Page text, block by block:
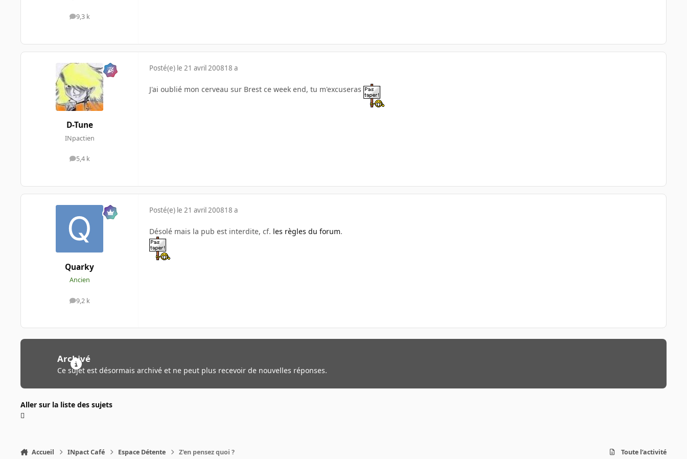
9,3 k
messages
D-Tune
INpactien
5,4 k
messages
Posté(e) le 21 avril 200818 a
J'ai oublié mon cerveau sur Brest ce week end, tu m'excuseras
Quarky
Ancien
9,2 k
messages
Posté(e) le 21 avril 200818 a
Désolé mais la pub est interdite, cf. les règles du forum.
Archivé
Ce sujet est désormais archivé et ne peut plus recevoir de nouvelles réponses.
Aller sur la liste des sujets
Accueil INpact Café Espace Détente Z'en pensez quoi ? Toute l’activité